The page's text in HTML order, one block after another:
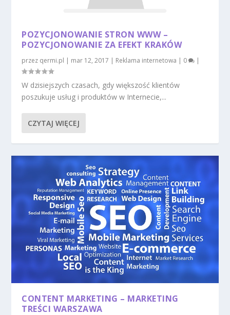
POZYCJONOWANIE STRON WWW –
POZYCJONOWANIE ZA EFEKT KRAKÓW
przez qermi.pl | mar 12, 2017 | Reklama internetowa | 0 |
W dzisiejszych czasach, gdy większość klientów
poszukuje usług i produktów w Internecie,...
CZYTAJ WIĘCEJ
CONTENT MARKETING – MARKETING
TREŚCI WARSZAWA